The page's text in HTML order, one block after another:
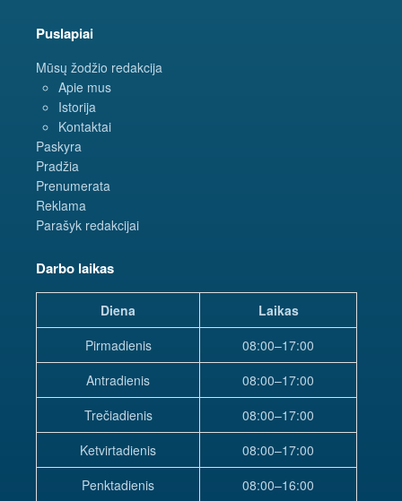
Puslapiai
Mūsų žodžio redakcija
Apie mus
Istorija
Kontaktai
Paskyra
Pradžia
Prenumerata
Reklama
Parašyk redakcijai
Darbo laikas
Diena
Laikas
Pirmadienis
08:00–17:00
Antradienis
08:00–17:00
Trečiadienis
08:00–17:00
Ketvirtadienis
08:00–17:00
Penktadienis
08:00–16:00